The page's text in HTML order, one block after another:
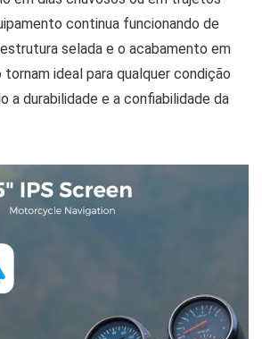
continua funcionando de
selada e o acabamento em
ideal para qualquer condição
a durabilidade e a confiabilidade da